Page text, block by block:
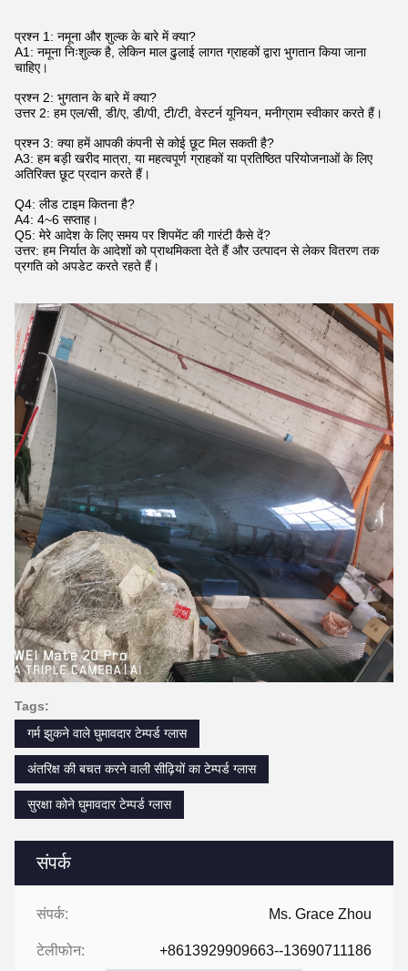
संपर्क
संपर्क: Ms. Grace Zhou
टेलीफोन: +8613929909663--13690711186
प्रश्न 1: नमूना और शुल्क के बारे में क्या?
A1: नमूना निःशुल्क है, लेकिन माल ढुलाई लागत ग्राहकों द्वारा भुगतान किया जाना
चाहिए।
प्रश्न 2: भुगतान के बारे में क्या?
उत्तर 2: हम एल/सी, डी/ए, डी/पी, टी/टी, वेस्टर्न यूनियन, मनीग्राम स्वीकार करते हैं।
प्रश्न 3: क्या हमें आपकी कंपनी से कोई छूट मिल सकती है?
A3: हम बड़ी खरीद मात्रा, या महत्वपूर्ण ग्राहकों या प्रतिष्ठित परियोजनाओं के लिए
अतिरिक्त छूट प्रदान करते हैं।
Q4: लीड टाइम कितना है?
A4: 4~6 सप्ताह।
Q5: मेरे आदेश के लिए समय पर शिपमेंट की गारंटी कैसे दें?
उत्तर: हम निर्यात के आदेशों को प्राथमिकता देते हैं और उत्पादन से लेकर वितरण तक
प्रगति को अपडेट करते रहते हैं।
Tags:
गर्म झुकने वाले घुमावदार टेम्पर्ड ग्लास
अंतरिक्ष की बचत करने वाली सीढ़ियों का टेम्पर्ड ग्लास
सुरक्षा कोने घुमावदार टेम्पर्ड ग्लास